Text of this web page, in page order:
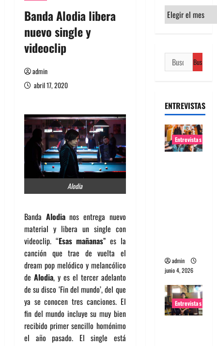
Banda Alodia libera
nuevo single y
videoclip
admin
abril 17, 2020
Alodia
Banda Alodianos entrega nuevo
material y libera un single con
videoclip. “Esas mañanas” es la
canción que trae de vuelta el
dream pop melódico y melancólico
de Alodia, y es el tercer adelanto
de su disco ‘Fin del mundo’, del que
ya se conocen tres canciones. El
fin del mundo incluye su muy bien
recibido primer sencillo homónimo
el año pasado. El single está
Archivos
Buscar:
ENTREVISTAS
Entrevistas
admin
junio 4, 2026
Entrevistas